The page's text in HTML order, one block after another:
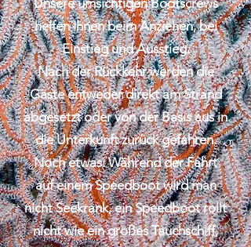
Unsere umsichtigen Bootscrews
helfen Ihnen beim Anziehen, bei
Einstieg und Ausstieg.
Nach der Rückkehr werden die
Gäste entweder direkt am Strand
abgesetzt oder von der Basis aus in
die Unterkunft zurück gefahren.
Noch etwas: Während der Fahrt
auf einem Speedboot wird man
nicht Seekrank, ein Speedboot rollt
nicht wie ein großes Tauchschiff,